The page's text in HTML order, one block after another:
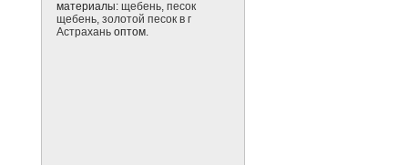
материалы: щебень, песок
щебень, золотой песок в г
Астраханьоптом.